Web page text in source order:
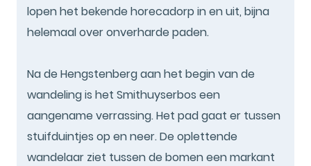
lopen het bekende horecadorp in en uit, bijna
helemaal over onverharde paden.
Na de Hengstenberg aan het begin van de
wandeling is het Smithuyserbos een
aangename verrassing. Het pad gaat er tussen
stuifduintjes op en neer. De oplettende
wandelaar ziet tussen de bomen een markant